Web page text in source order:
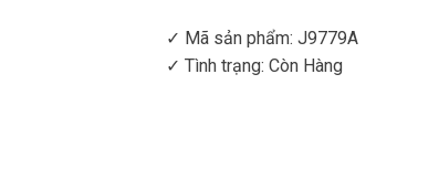
✓ Mã sản phẩm: J9779A
✓ Tình trạng: Còn Hàng